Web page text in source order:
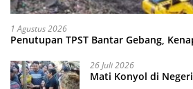
1 Agustus 2026
Penutupan TPST Bantar Gebang,
26 Juli 2026
Mati Konyol di